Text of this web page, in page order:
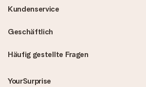
Häufig gestellte Fragen
YourSurprise
Kundenservice
Geschäftlich